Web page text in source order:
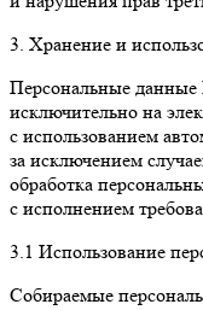
3. Хранение и
Персональные данные
исключительно на
с использованием
за исключением
обработка
с исполнением
3.1 Использование
Собираемые